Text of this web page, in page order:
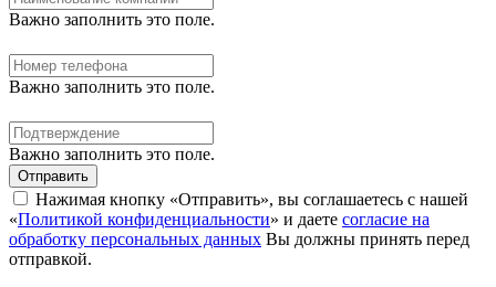
Важно заполнить это поле.
Важно заполнить это поле.
Важно заполнить это поле.
Отправить
Нажимая кнопку «Отправить», вы соглашаетесь с нашей
«Политикой конфиденциальности» и даете согласие на
обработку персональных данных Вы должны принять перед
отправкой.